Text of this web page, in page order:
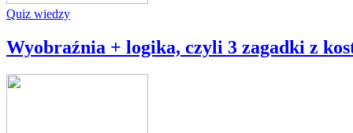
Quiz wiedzy
Wyobraźnia + logika, czyli 3 zagadki z